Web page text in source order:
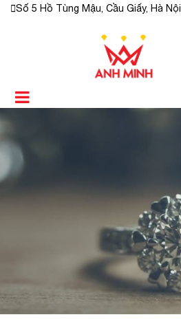
Số 5 Hồ Tùng Mậu, Cầu Giấy, Hà Nội